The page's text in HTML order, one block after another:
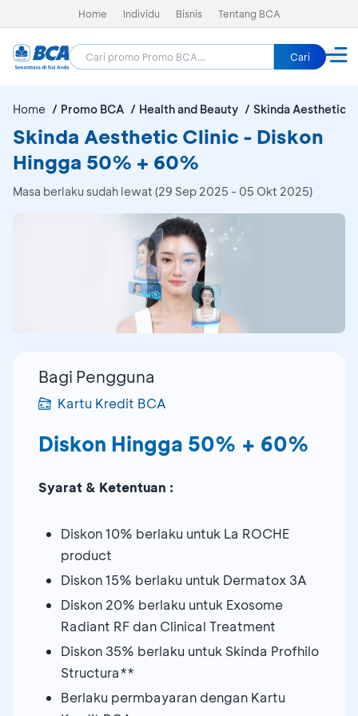
Home Individu Bisnis Tentang BCA
Cari
Home Promo BCA Health and Beauty Skinda Aesthetic
Skinda Aesthetic Clinic - Diskon
Hingga 50% + 60%
Masa berlaku sudah lewat (29 Sep 2025 - 05 Okt 2025)
Bagi Pengguna
Kartu Kredit BCA
Diskon Hingga 50% + 60%
Syarat & Ketentuan :
Diskon 10% berlaku untuk La ROCHE
product
Diskon 15% berlaku untuk Dermatox 3A
Diskon 20% berlaku untuk Exosome
Radiant RF dan Clinical Treatment
Diskon 35% berlaku untuk Skinda Profhilo
Structura**
Berlaku permbayaran dengan Kartu